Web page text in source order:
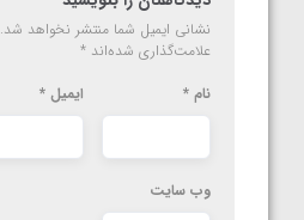
نشانی ایمیل شما منتشر نخواهد شد.
علامت‌گذاری شده‌اند *
نام * ایمیل *
وب‌ سایت